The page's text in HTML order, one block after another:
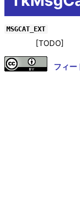
MSGCAT_EXT
[TODO]
フィー